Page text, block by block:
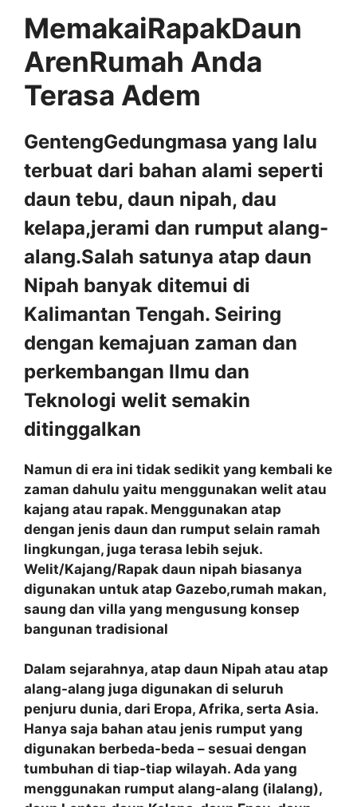
MemakaiRapakDaun
ArenRumah Anda
Terasa Adem
GentengGedungmasa yang lalu
terbuat dari bahan alami seperti
daun tebu, daun nipah, dau
kelapa,jerami dan rumput alang-
alang.Salah satunya atap daun
Nipah banyak ditemui di
Kalimantan Tengah. Seiring
dengan kemajuan zaman dan
perkembangan Ilmu dan
Teknologi welit semakin
ditinggalkan
Namun di era ini tidak sedikit yang kembali ke
zaman dahulu yaitu menggunakan welit atau
kajang atau rapak. Menggunakan atap
dengan jenis daun dan rumput selain ramah
lingkungan, juga terasa lebih sejuk.
Welit/Kajang/Rapak daun nipah biasanya
digunakan untuk atap Gazebo,rumah makan,
saung dan villa yang mengusung konsep
bangunan tradisional
Dalam sejarahnya, atap daun Nipah atau atap
alang-alang juga digunakan di seluruh
penjuru dunia, dari Eropa, Afrika, serta Asia.
Hanya saja bahan atau jenis rumput yang
digunakan berbeda-beda – sesuai dengan
tumbuhan di tiap-tiap wilayah. Ada yang
menggunakan rumput alang-alang (ilalang),